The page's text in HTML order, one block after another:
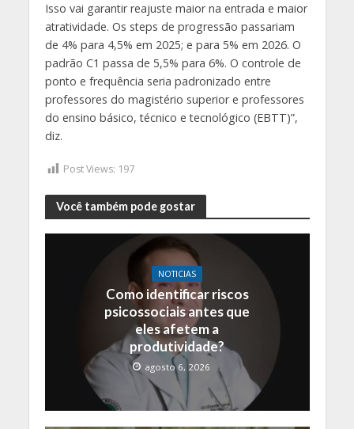
Isso vai garantir reajuste maior na entrada e maior
atratividade. Os steps de progressão passariam
de 4% para 4,5% em 2025; e para 5% em 2026. O
padrão C1 passa de 5,5% para 6%. O controle de
ponto e frequência seria padronizado entre
professores do magistério superior e professores
do ensino básico, técnico e tecnológico (EBTT)”,
diz.
Post Views: 197
Você também pode gostar
NOTICIAS
Como identificar riscos
psicossociais antes que
eles afetem a
produtividade?
agosto 6, 2026